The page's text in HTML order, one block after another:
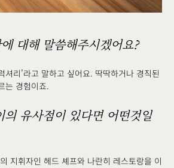
대해 말씀해주시겠어요?
리’라고 말하고 싶어요. 딱딱하거나 경직된
경험이죠.
유사점이 있다면 어떤것일
지휘자인 헤드 셰프와 나란히 레스토랑을 이